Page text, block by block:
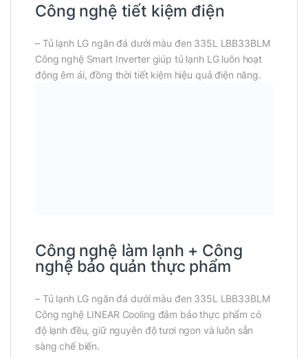
Công nghệ tiết kiệm điện
– Tủ lạnh LG ngăn đá dưới màu đen 335L LBB33BLM
Công nghệ Smart Inverter giúp tủ lạnh LG luôn hoạt
động êm ái, đồng thời tiết kiệm hiệu quả điện năng.
Công nghệ làm lạnh + Công
nghệ bảo quản thực phẩm
– Tủ lạnh LG ngăn đá dưới màu đen 335L LBB33BLM
Công nghệ LINEAR Cooling đảm bảo thực phẩm có
độ lạnh đều, giữ nguyên độ tươi ngon và luôn sẵn
sàng chế biến.